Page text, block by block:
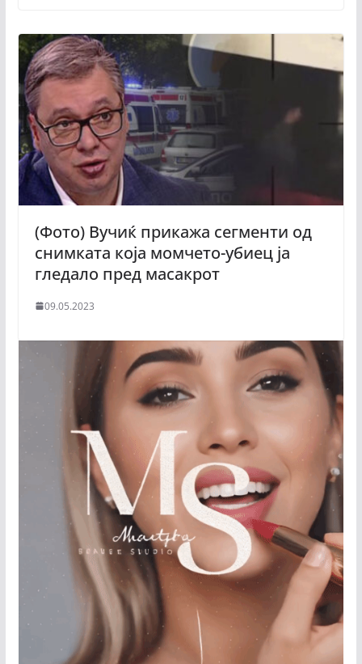
(Фото) Вучиќ прикажа сегменти од
снимката која момчето-убиец ја
гледало пред масакрот
09.05.2023